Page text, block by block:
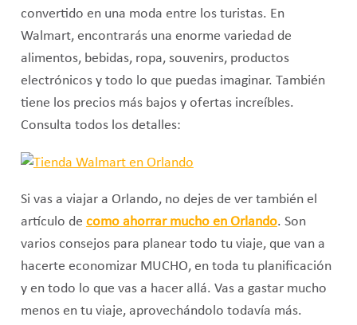
convertido en una moda entre los turistas. En
Walmart, encontrarás una enorme variedad de
alimentos, bebidas, ropa, souvenirs, productos
electrónicos y todo lo que puedas imaginar. También
tiene los precios más bajos y ofertas increíbles.
Consulta todos los detalles:
Si vas a viajar a Orlando, no dejes de ver también el
artículo de como ahorrar mucho en Orlando. Son
varios consejos para planear todo tu viaje, que van a
hacerte economizar MUCHO, en toda tu planificación
y en todo lo que vas a hacer allá. Vas a gastar mucho
menos en tu viaje, aprovechándolo todavía más.